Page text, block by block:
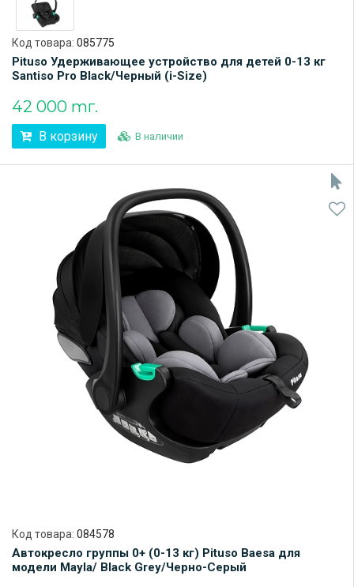
Код товара: 085775
Pituso Удерживающее устройство для детей 0-13 кг
Santiso Pro Black/Черный (i-Size)
42 000 тг.
В корзину В наличии
Код товара: 084578
Автокресло группы 0+ (0-13 кг) Pituso Baesa для
модели Mayla/ Black Grey/Черно-Серый